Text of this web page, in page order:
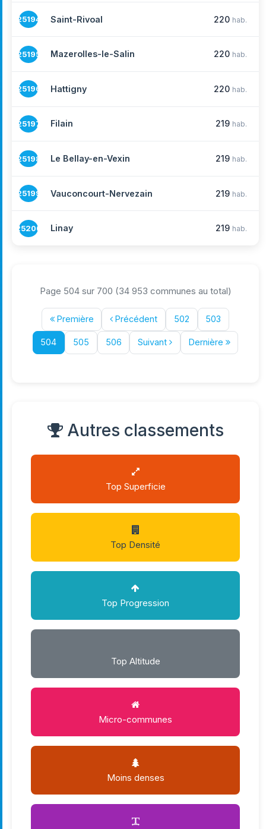
25194 Saint-Rivoal 220 hab.
25195 Mazerolles-le-Salin 220 hab.
25196 Hattigny 220 hab.
25197 Filain 219 hab.
25198 Le Bellay-en-Vexin 219 hab.
25199 Vauconcourt-Nervezain 219 hab.
25200 Linay 219 hab.
Page 504 sur 700 (34 953 communes au total)
Première Précédent 502 503
504 505 506 Suivant Dernière
Autres classements
Top Superficie
Top Densité
Top Progression
Top Altitude
Micro-communes
Moins denses